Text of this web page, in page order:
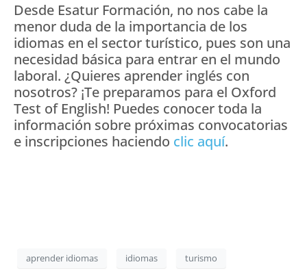
Desde Esatur Formación, no nos cabe la
menor duda de la importancia de los
idiomas en el sector turístico, pues son una
necesidad básica para entrar en el mundo
laboral. ¿Quieres aprender inglés con
nosotros? ¡Te preparamos para el Oxford
Test of English! Puedes conocer toda la
información sobre próximas convocatorias
e inscripciones haciendo clic aquí.
aprender idiomas idiomas turismo